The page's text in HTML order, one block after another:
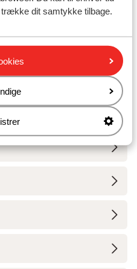
dit samtykke tilbage.
Alpes